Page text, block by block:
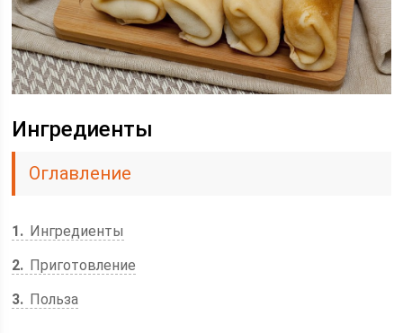
Ингредиенты
Оглавление
1
Ингредиенты
2
Приготовление
3
Польза